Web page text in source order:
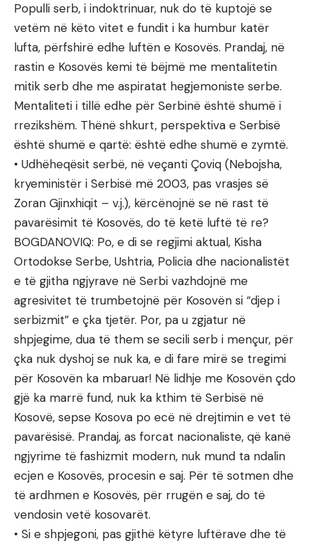
Populli serb, i indoktrinuar, nuk do të kuptojë se
vetëm në këto vitet e fundit i ka humbur katër
lufta, përfshirë edhe luftën e Kosovës. Prandaj, në
rastin e Kosovës kemi të bëjmë me mentalitetin
mitik serb dhe me aspiratat hegjemoniste serbe.
Mentaliteti i tillë edhe për Serbinë është shumë i
rrezikshëm. Thënë shkurt, perspektiva e Serbisë
është shumë e qartë: është edhe shumë e zymtë.
• Udhëheqësit serbë, në veçanti Çoviq (Nebojsha,
kryeministër i Serbisë më 2003, pas vrasjes së
Zoran Gjinxhiqit – v.j.), kërcënojnë se në rast të
pavarësimit të Kosovës, do të ketë luftë të re?
BOGDANOVIQ: Po, e di se regjimi aktual, Kisha
Ortodokse Serbe, Ushtria, Policia dhe nacionalistët
e të gjitha ngjyrave në Serbi vazhdojnë me
agresivitet të trumbetojnë për Kosovën si “djep i
serbizmit” e çka tjetër. Por, pa u zgjatur në
shpjegime, dua të them se secili serb i mençur, për
çka nuk dyshoj se nuk ka, e di fare mirë se tregimi
për Kosovën ka mbaruar! Në lidhje me Kosovën çdo
gjë ka marrë fund, nuk ka kthim të Serbisë në
Kosovë, sepse Kosova po ecë në drejtimin e vet të
pavarësisë. Prandaj, as forcat nacionaliste, që kanë
ngjyrime të fashizmit modern, nuk mund ta ndalin
ecjen e Kosovës, procesin e saj. Për të sotmen dhe
të ardhmen e Kosovës, për rrugën e saj, do të
vendosin vetë kosovarët.
• Si e shpjegoni, pas gjithë këtyre luftërave dhe të